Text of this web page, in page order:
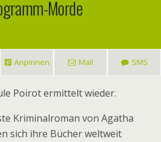
Morde
Anpinnen Mail SMS
Poirot ermittelt wieder.
Kriminalroman von Agatha
sich ihre Bücher weltweit